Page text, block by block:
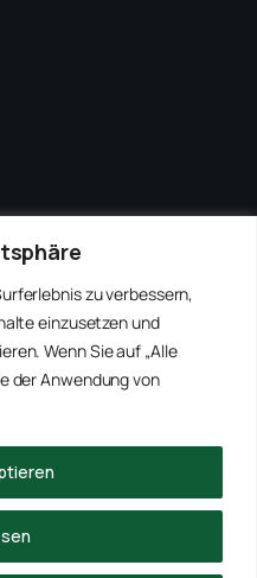
zu verbessern,
einzusetzen und
Wenn Sie auf „Alle
der Anwendung von
Profi NRW
Freitag
Alle Rechte vorbehalten